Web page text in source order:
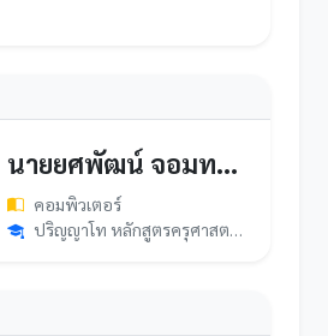
นายยศพัฒน์ จอมทรักษ์
คอมพิวเตอร์
ปริญญาโท หลักสูตรครุศาสตรอุตสาหกรรมมหาบัณฑิต สาขาวิชาวิศวกรร...